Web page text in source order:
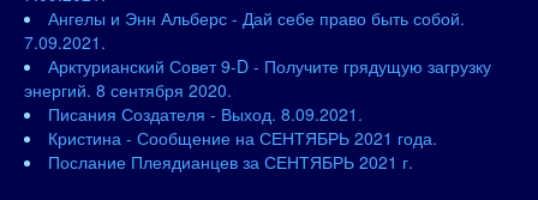
Ангелы и Энн Альберс - Дай себе право быть собой.
7.09.2021.
Арктурианский Совет 9-D - Получите грядущую загрузку
энергий. 8 сентября 2020.
Писания Создателя - Выход. 8.09.2021.
Кристина - Сообщение на СЕНТЯБРЬ 2021 года.
Послание Плеядианцев за СЕНТЯБРЬ 2021 г.